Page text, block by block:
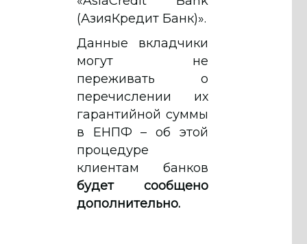
(АзияКредит Банк)».
Данные вкладчики
могут не
переживать о
перечислении их
гарантийной суммы
в ЕНПФ – об этой
процедуре
клиентам банков
будет сообщено
дополнительно.